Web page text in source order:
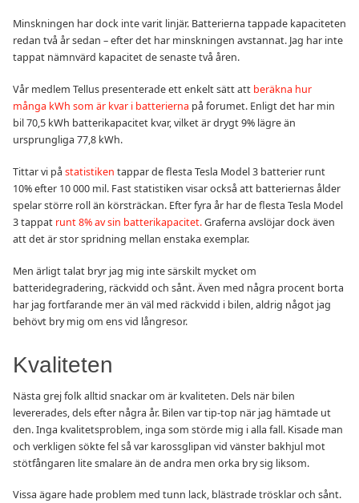
Minskningen har dock inte varit linjär. Batterierna tappade kapaciteten
redan två år sedan – efter det har minskningen avstannat. Jag har inte
tappat nämnvärd kapacitet de senaste två åren.
Vår medlem Tellus presenterade ett enkelt sätt att beräkna hur
många kWh som är kvar i batterierna på forumet. Enligt det har min
bil 70,5 kWh batterikapacitet kvar, vilket är drygt 9% lägre än
ursprungliga 77,8 kWh.
Tittar vi på statistiken tappar de flesta Tesla Model 3 batterier runt
10% efter 10 000 mil. Fast statistiken visar också att batteriernas ålder
spelar större roll än körsträckan. Efter fyra år har de flesta Tesla Model
3 tappat runt 8% av sin batterikapacitet.Graferna avslöjar dock även
att det är stor spridning mellan enstaka exemplar.
Men ärligt talat bryr jag mig inte särskilt mycket om
batteridegradering, räckvidd och sånt. Även med några procent borta
har jag fortfarande mer än väl med räckvidd i bilen, aldrig något jag
behövt bry mig om ens vid långresor.
Kvaliteten
Nästa grej folk alltid snackar om är kvaliteten. Dels när bilen
levererades, dels efter några år. Bilen var tip-top när jag hämtade ut
den. Inga kvalitetsproblem, inga som störde mig i alla fall. Kisade man
och verkligen sökte fel så var karossglipan vid vänster bakhjul mot
stötfångaren lite smalare än de andra men orka bry sig liksom.
Vissa ägare hade problem med tunn lack, blästrade trösklar och sånt.